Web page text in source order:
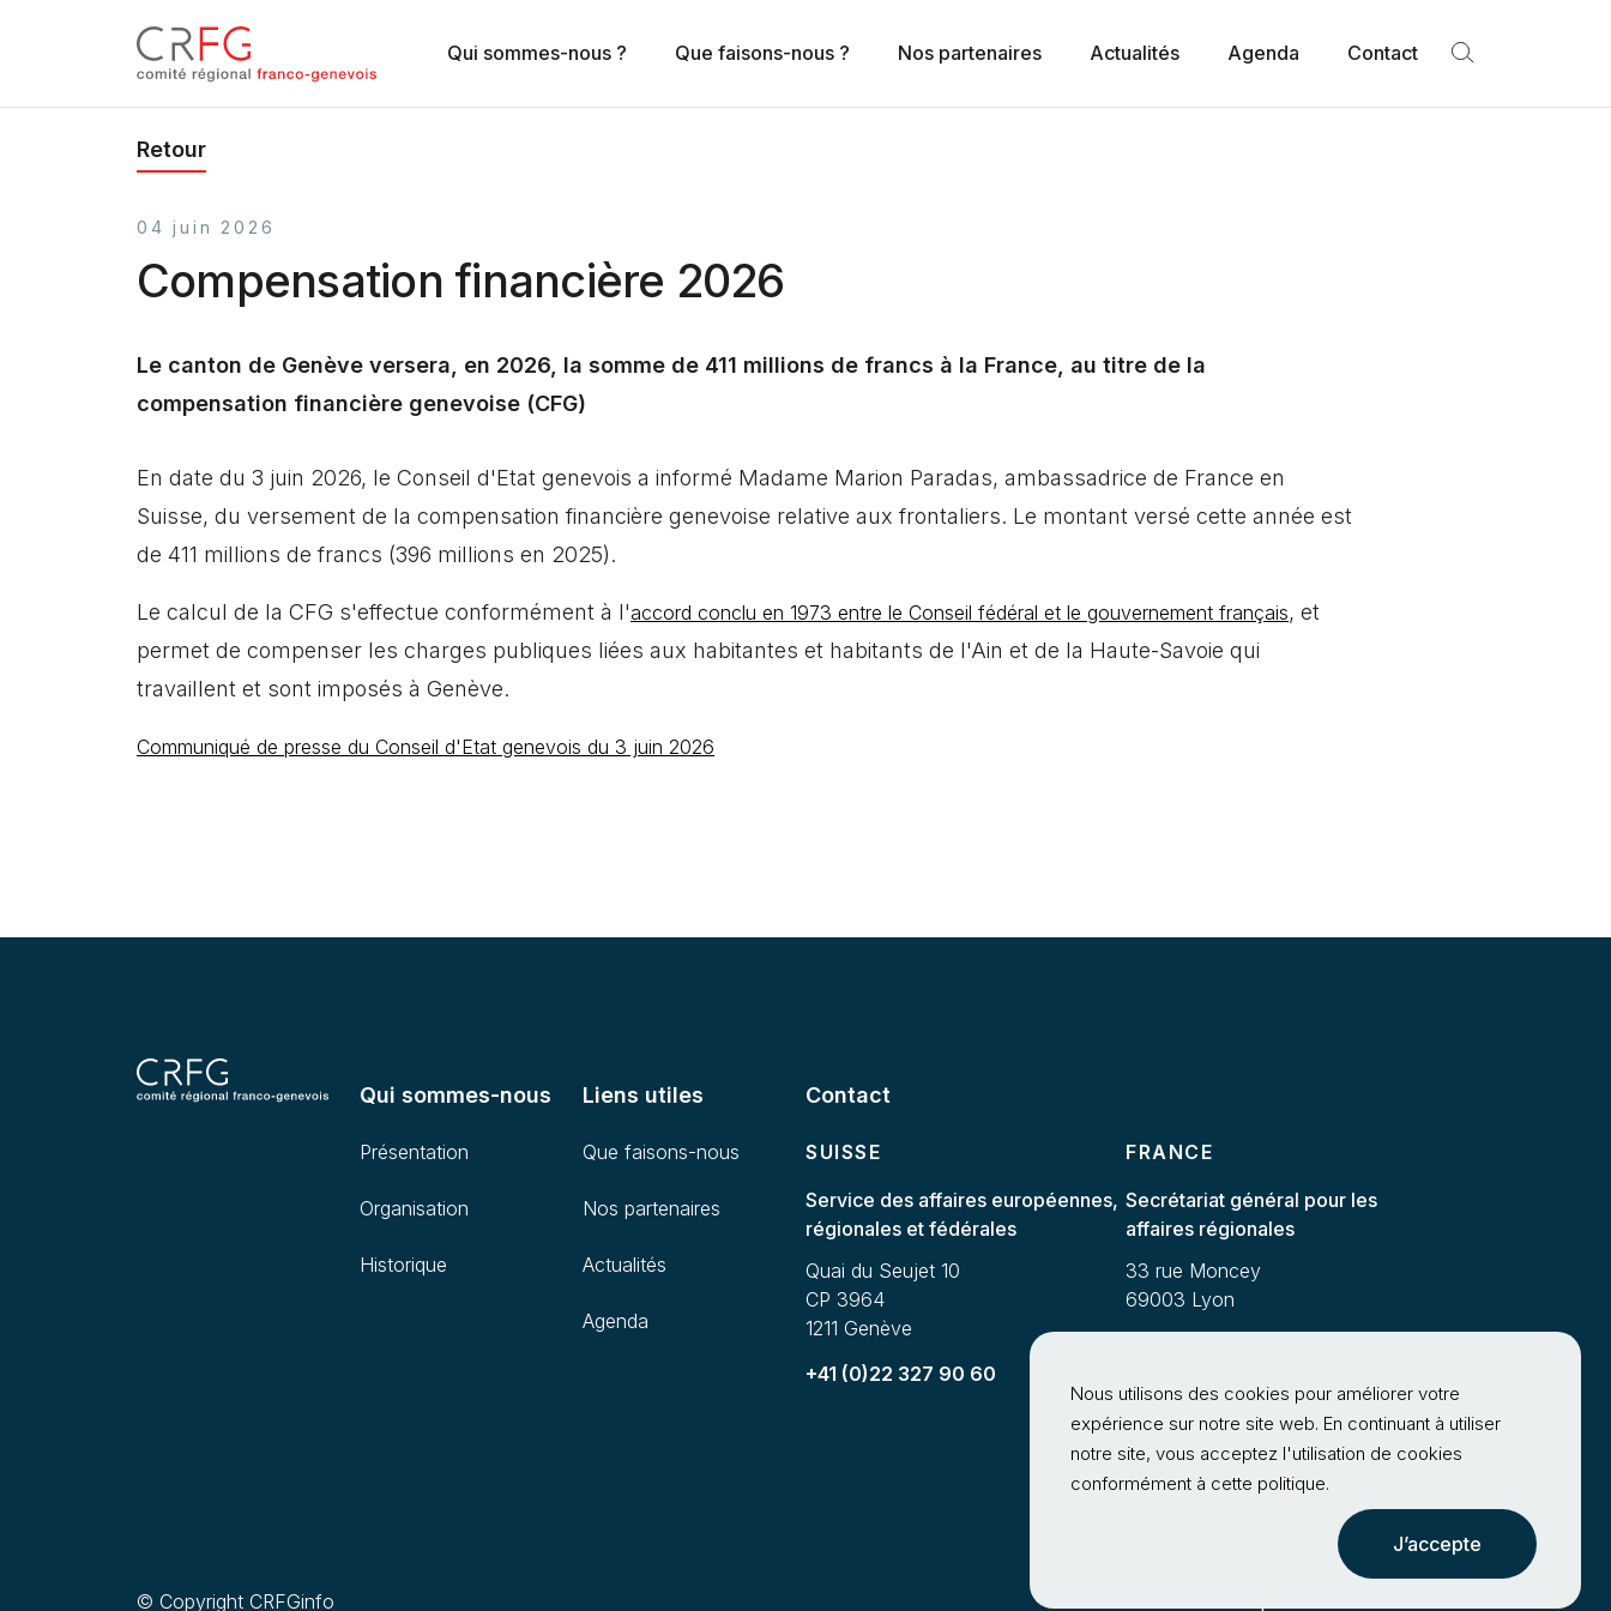
Main navigation
Qui sommes-nous ? Que faisons-nous ? Nos partenaires Actualités Agenda Contact
Retour
04 juin 2026
Compensation financière 2026
Le canton de Genève versera, en 2026, la somme de 411 millions de francs à la France, au titre de la
compensation financière genevoise (CFG)
En date du 3 juin 2026, le Conseil d'Etat genevois a informé Madame Marion Paradas, ambassadrice de France en
Suisse, du versement de la compensation financière genevoise relative aux frontaliers. Le montant versé cette année est
de 411 millions de francs (396 millions en 2025).
Le calcul de la CFG s'effectue conformément à l'accord conclu en 1973 entre le Conseil fédéral et le gouvernement français, et
permet de compenser les charges publiques liées aux habitantes et habitants de l'Ain et de la Haute-Savoie qui
travaillent et sont imposés à Genève.
Communiqué de presse du Conseil d'Etat genevois du 3 juin 2026
Qui sommes-nous
Présentation
Organisation
Historique
Liens utiles
Que faisons-nous
Nos partenaires
Actualités
Agenda
Contact
SUISSE
Service des affaires européennes,
régionales et fédérales
Quai du Seujet 10
CP 3964
1211 Genève
+41 (0)22 327 90 60
FRANCE
Secrétariat général pour les
affaires régionales
33 rue Moncey
69003 Lyon
+33 (0)4 72 61 62 89
© Copyright CRFGinfo
Nous utilisons des cookies pour améliorer votre
expérience sur notre site web. En continuant à utiliser
notre site, vous acceptez l'utilisation de cookies
conformément à cette politique.
J’accepte